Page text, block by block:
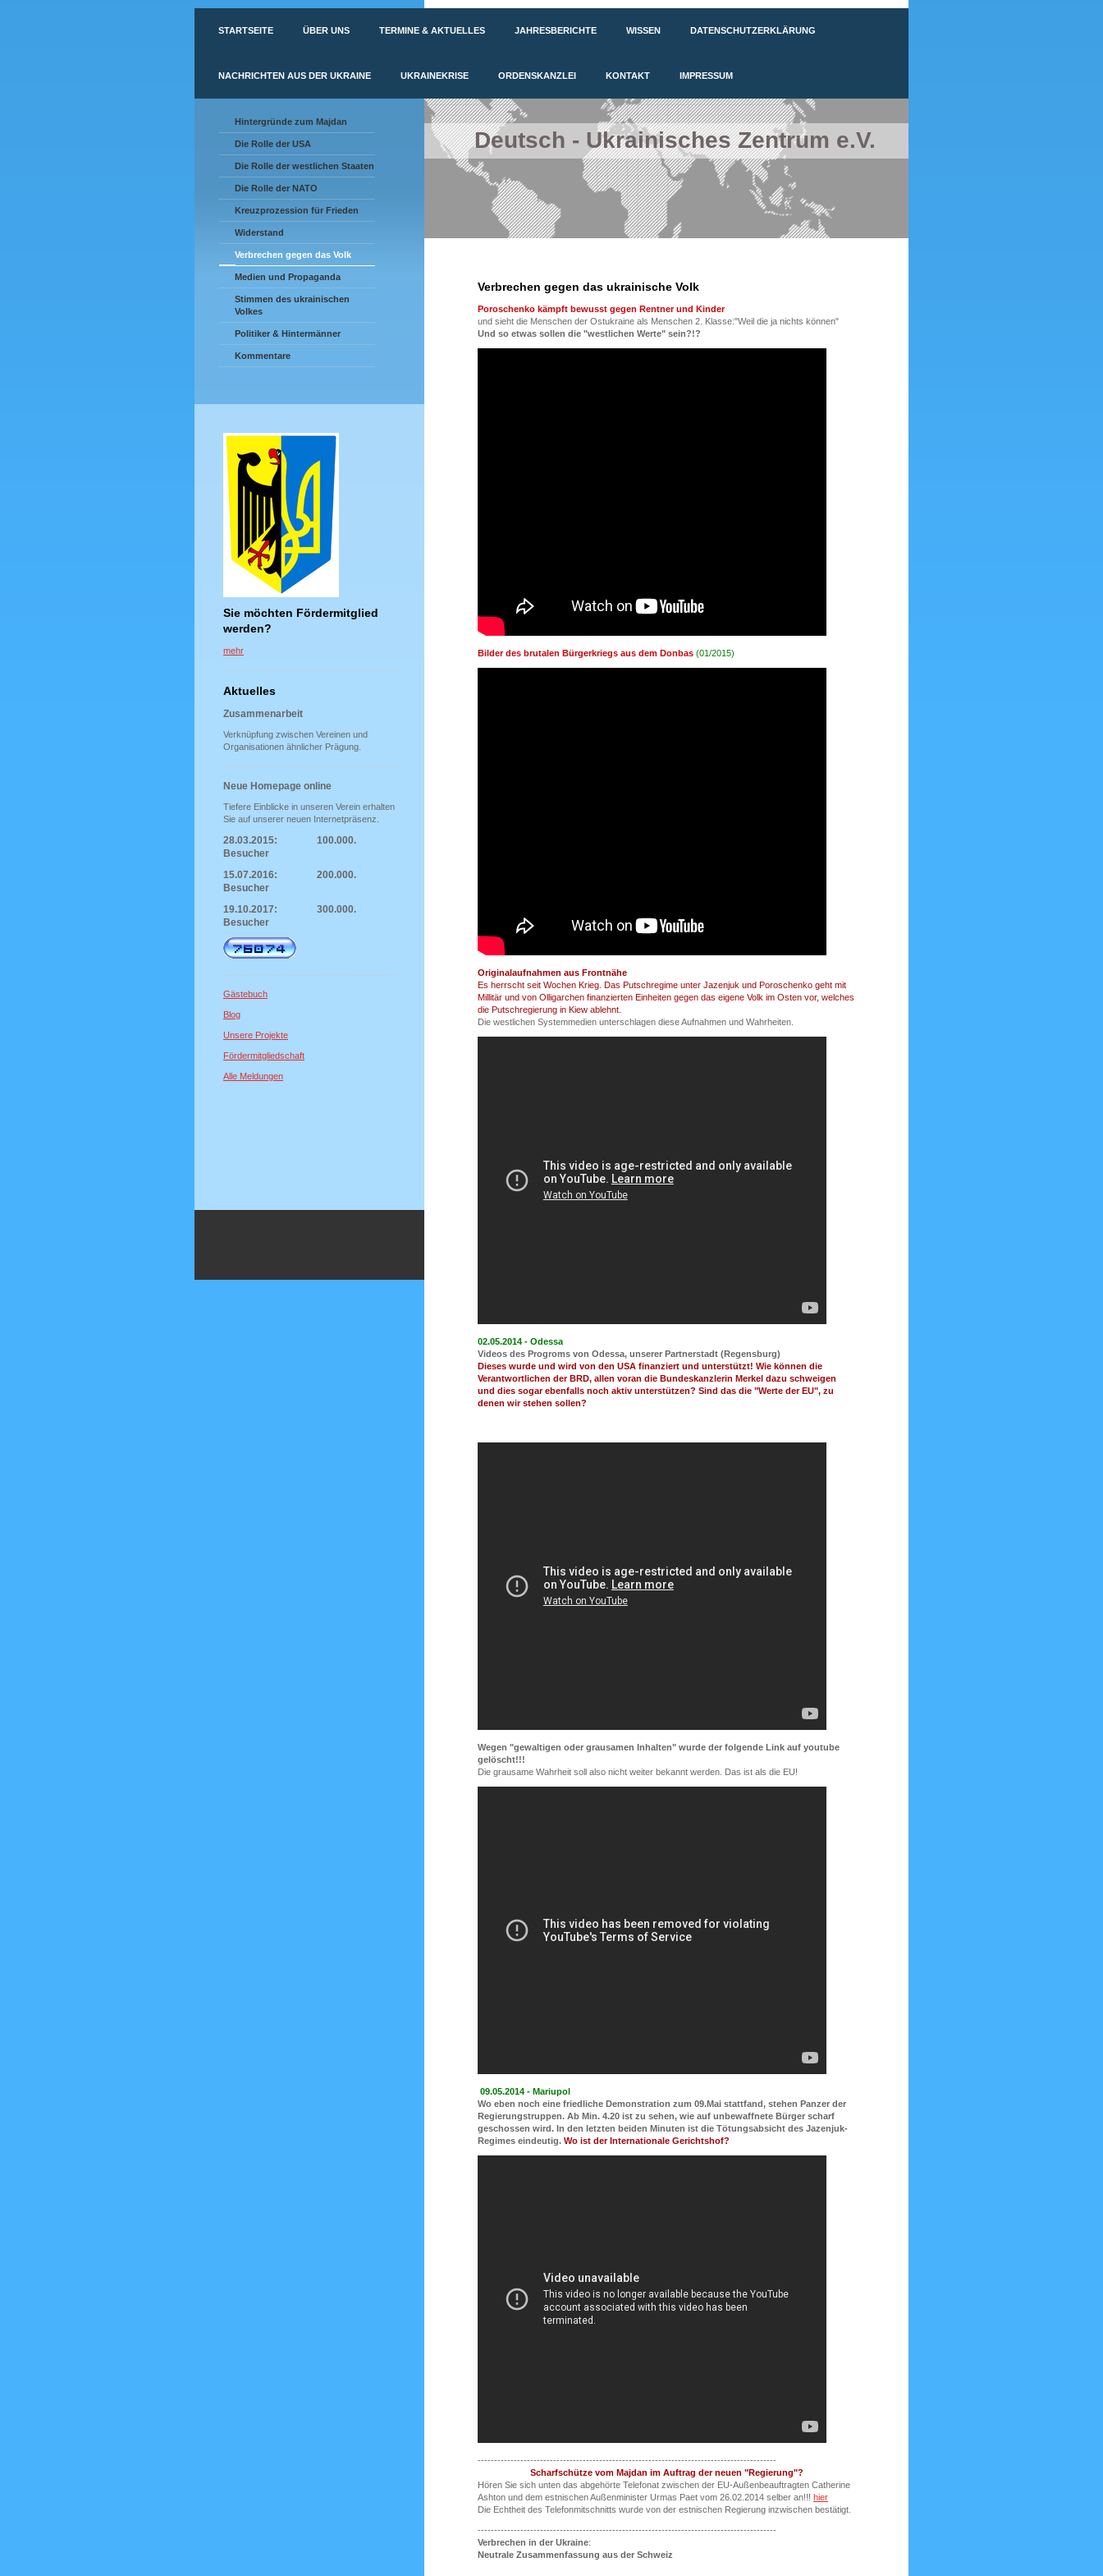
STARTSEITE ÜBER UNS TERMINE & AKTUELLES JAHRESBERICHTE WISSEN DATENSCHUTZERKLÄRUNG
NACHRICHTEN AUS DER UKRAINE UKRAINEKRISE ORDENSKANZLEI KONTAKT IMPRESSUM
Hintergründe zum Majdan
Die Rolle der USA
Die Rolle der westlichen Staaten
Die Rolle der NATO
Kreuzprozession für Frieden
Widerstand
Verbrechen gegen das Volk
Medien und Propaganda
Stimmen des ukrainischen
Volkes
Politiker & Hintermänner
Kommentare
Sie möchten Fördermitglied
werden?
mehr
Aktuelles
Zusammenarbeit
Verknüpfung zwischen Vereinen und
Organisationen ähnlicher Prägung.
Neue Homepage online
Tiefere Einblicke in unseren Verein erhalten
Sie auf unserer neuen Internetpräsenz.
28.03.2015: 100.000.
Besucher
15.07.2016: 200.000.
Besucher
19.10.2017: 300.000.
Besucher
Gästebuch
Blog
Unsere Projekte
Fördermitgliedschaft
Alle Meldungen
Deutsch - Ukrainisches Zentrum e.V.
Verbrechen gegen das ukrainische Volk
Poroschenko kämpft bewusst gegen Rentner und Kinder
und sieht die Menschen der Ostukraine als Menschen 2. Klasse:"Weil die ja nichts können"
Und so etwas sollen die "westlichen Werte" sein?!?
Bilder des brutalen Bürgerkriegs aus dem Donbas (01/2015)
Originalaufnahmen aus Frontnähe
Es herrscht seit Wochen Krieg. Das Putschregime unter Jazenjuk und Poroschenko geht mit
Millitär und von Olligarchen finanzierten Einheiten gegen das eigene Volk im Osten vor, welches
die Putschregierung in Kiew ablehnt.
Die westlichen Systemmedien unterschlagen diese Aufnahmen und Wahrheiten.
02.05.2014 - Odessa
Videos des Progroms von Odessa, unserer Partnerstadt (Regensburg)
Dieses wurde und wird von den USA finanziert und unterstützt! Wie können die
Verantwortlichen der BRD, allen voran die Bundeskanzlerin Merkel dazu schweigen
und dies sogar ebenfalls noch aktiv unterstützen? Sind das die "Werte der EU", zu
denen wir stehen sollen?
Wegen "gewaltigen oder grausamen Inhalten" wurde der folgende Link auf youtube
gelöscht!!!
Die grausame Wahrheit soll also nicht weiter bekannt werden. Das ist als die EU!
09.05.2014 - Mariupol
Wo eben noch eine friedliche Demonstration zum 09.Mai stattfand, stehen Panzer der
Regierungstruppen. Ab Min. 4.20 ist zu sehen, wie auf unbewaffnete Bürger scharf
geschossen wird. In den letzten beiden Minuten ist die Tötungsabsicht des Jazenjuk-
Regimes eindeutig. Wo ist der Internationale Gerichtshof?
-------------------------------------------------------------------------------------------
Scharfschütze vom Majdan im Auftrag der neuen "Regierung"?
Hören Sie sich unten das abgehörte Telefonat zwischen der EU-Außenbeauftragten Catherine
Ashton und dem estnischen Außenminister Urmas Paet vom 26.02.2014 selber an!!! hier
Die Echtheit des Telefonmitschnitts wurde von der estnischen Regierung inzwischen bestätigt.
-------------------------------------------------------------------------------------------
Verbrechen in der Ukraine:
Neutrale Zusammenfassung aus der Schweiz